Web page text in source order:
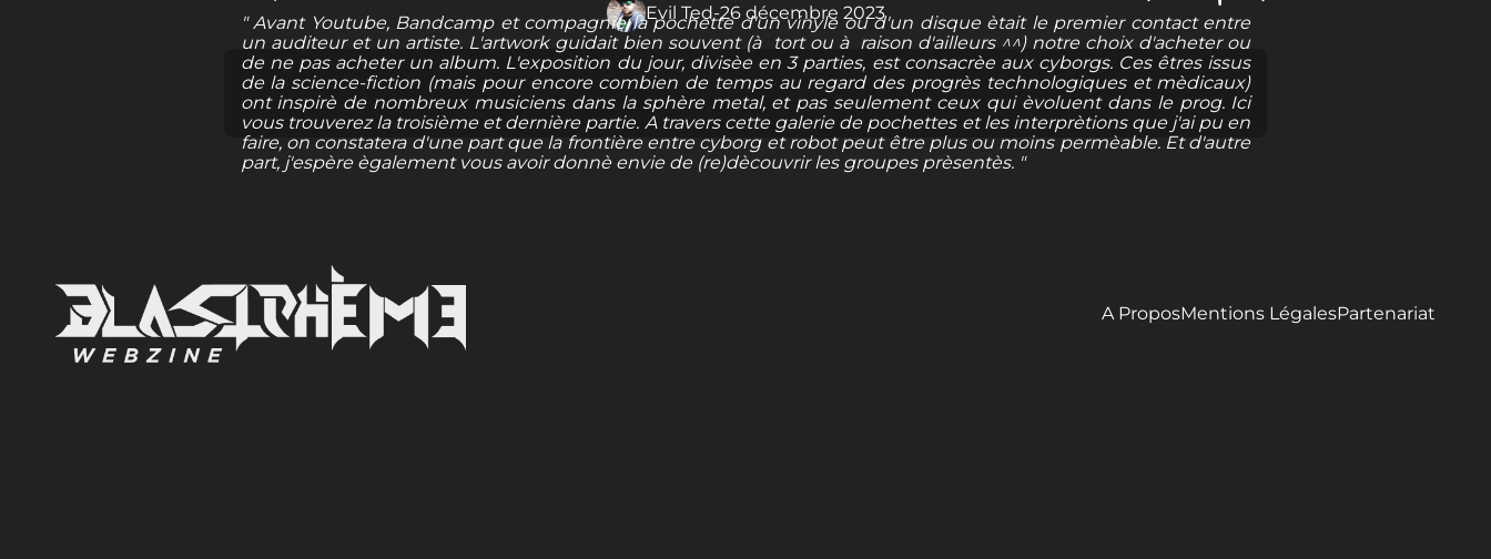
Evil Ted-26 décembre 2023
" Avant Youtube, Bandcamp et compagnie la pochette d'un vinyle ou d'un disque ètait le premier contact entre
un auditeur et un artiste. L'artwork guidait bien souvent (à tort ou à raison d'ailleurs ^^) notre choix d'acheter ou
de ne pas acheter un album. L'exposition du jour, divisèe en 3 parties, est consacrèe aux cyborgs. Ces êtres issus
de la science-fiction (mais pour encore combien de temps au regard des progrès technologiques et mèdicaux)
ont inspirè de nombreux musiciens dans la sphère metal, et pas seulement ceux qui èvoluent dans le prog. Ici
vous trouverez la troisième et dernière partie. A travers cette galerie de pochettes et les interprètions que j'ai pu en
faire, on constatera d'une part que la frontière entre cyborg et robot peut être plus ou moins permèable. Et d'autre
part, j'espère ègalement vous avoir donnè envie de (re)dècouvrir les groupes prèsentès. "
A ProposMentions LégalesPartenariat